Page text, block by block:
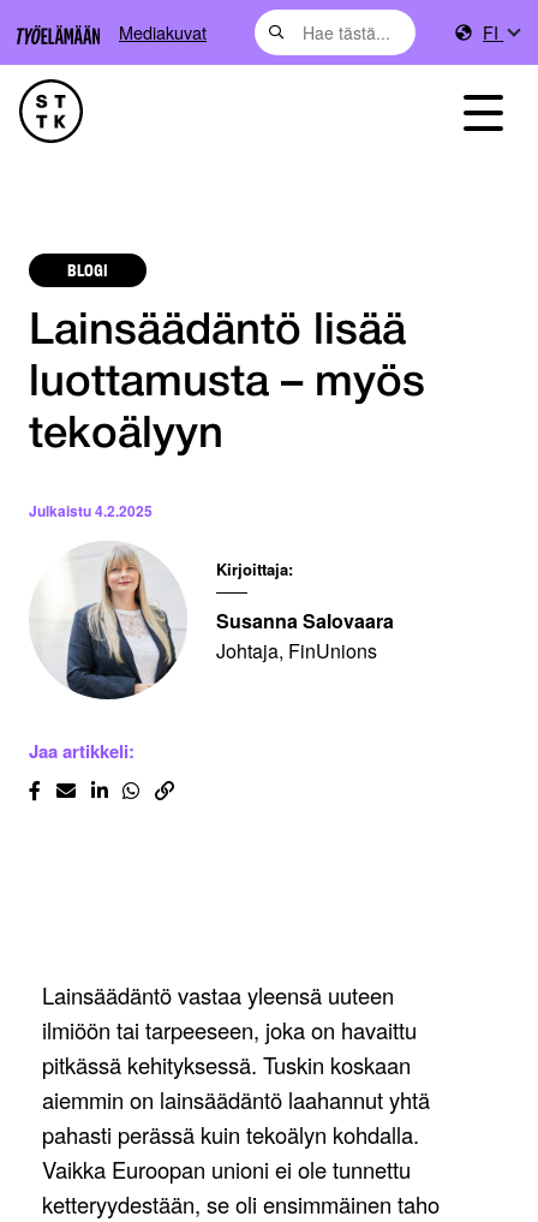
Mediakuvat FI
BLOGI
Lainsäädäntö lisää
luottamusta – myös
tekoälyyn
Julkaistu4.2.2025
Kirjoittaja:
Susanna Salovaara
Johtaja, FinUnions
Jaa artikkeli:
Lainsäädäntö vastaa yleensä uuteen
ilmiöön tai tarpeeseen, joka on havaittu
pitkässä kehityksessä. Tuskin koskaan
aiemmin on lainsäädäntö laahannut yhtä
pahasti perässä kuin tekoälyn kohdalla.
Vaikka Euroopan unioni ei ole tunnettu
ketteryydestään, se oli ensimmäinen taho